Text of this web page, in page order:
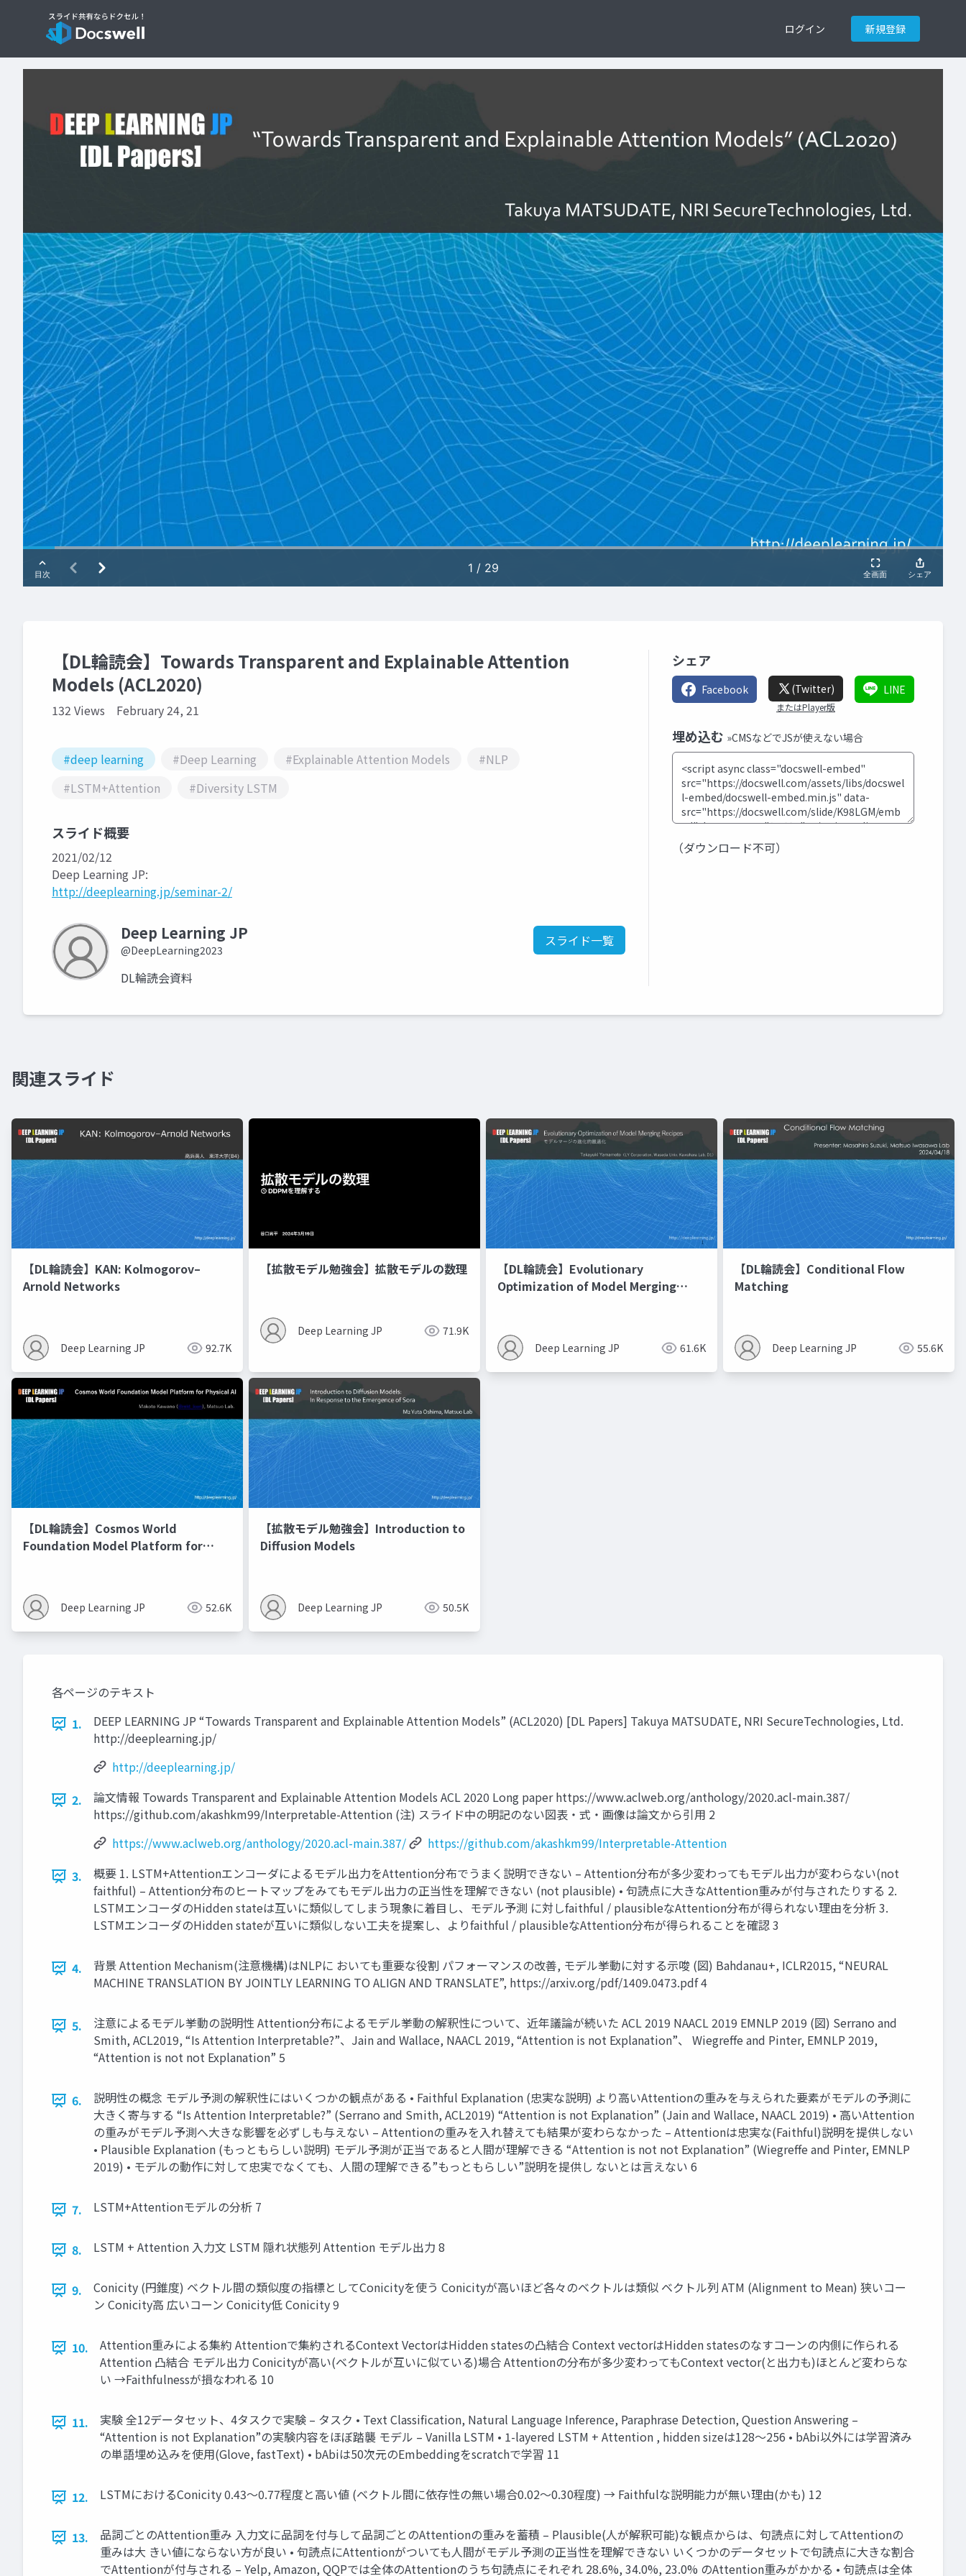
ログイン 新規登録
【DL輪読会】Towards Transparent and Explainable Attention
Models (ACL2020)
132 Views February 24, 21
#deep learning #Deep Learning #Explainable Attention Models
#NLP
#LSTM+Attention
#Diversity LSTM
スライド概要
2021/02/12
Deep Learning JP:
http://deeplearning.jp/seminar-2/
Deep Learning JP
@DeepLearning2023
スライド一覧
DL輪読会資料
シェア
Facebook (Twitter)
またはPlayer版
LINE
埋め込む »CMSなどでJSが使えない場合
（ダウンロード不可）
関連スライド
【DL輪読会】KAN: Kolmogorov–
Arnold Networks
Deep Learning JP 92.7K
【拡散モデル勉強会】拡散モデルの数理
Deep Learning JP 71.9K
【DL輪読会】Evolutionary
Optimization of Model Merging
Deep Learning JP 61.6K
【DL輪読会】Conditional Flow
Matching
Deep Learning JP 55.6K
【DL輪読会】Cosmos World
Foundation Model Platform for
Deep Learning JP 52.6K
【拡散モデル勉強会】Introduction to
Diffusion Models
Deep Learning JP 50.5K
各ページのテキスト
1.
DEEP LEARNING JP “Towards Transparent and Explainable Attention Models” (ACL2020) [DL Papers] Takuya MATSUDATE, NRI SecureTechnologies, Ltd.
http://deeplearning.jp/
http://deeplearning.jp/
2.
論文情報 Towards Transparent and Explainable Attention Models ACL 2020 Long paper https://www.aclweb.org/anthology/2020.acl-main.387/
https://github.com/akashkm99/Interpretable-Attention (注) スライド中の明記のない図表・式・画像は論文から引用 2
https://www.aclweb.org/anthology/2020.acl-main.387/
https://github.com/akashkm99/Interpretable-Attention
3.
概要 1. LSTM+Attentionエンコーダによるモデル出力をAttention分布でうまく説明できない – Attention分布が多少変わってもモデル出力が変わらない(not
faithful) – Attention分布のヒートマップをみてもモデル出力の正当性を理解できない (not plausible) • 句読点に大きなAttention重みが付与されたりする 2.
LSTMエンコーダのHidden stateは互いに類似してしまう現象に着目し、モデル予測 に対しfaithful / plausibleなAttention分布が得られない理由を分析 3.
LSTMエンコーダのHidden stateが互いに類似しない工夫を提案し、よりfaithful / plausibleなAttention分布が得られることを確認 3
4.
背景 Attention Mechanism(注意機構)はNLPに おいても重要な役割 パフォーマンスの改善, モデル挙動に対する示唆 (図) Bahdanau+, ICLR2015, “NEURAL
MACHINE TRANSLATION BY JOINTLY LEARNING TO ALIGN AND TRANSLATE”, https://arxiv.org/pdf/1409.0473.pdf 4
5.
注意によるモデル挙動の説明性 Attention分布によるモデル挙動の解釈性について、近年議論が続いた ACL 2019 NAACL 2019 EMNLP 2019 (図) Serrano and
Smith, ACL2019, “Is Attention Interpretable?”、Jain and Wallace, NAACL 2019, “Attention is not Explanation”、 Wiegreffe and Pinter, EMNLP 2019,
“Attention is not not Explanation” 5
6.
説明性の概念 モデル予測の解釈性にはいくつかの観点がある • Faithful Explanation (忠実な説明) より高いAttentionの重みを与えられた要素がモデルの予測に
大きく寄与する “Is Attention Interpretable?” (Serrano and Smith, ACL2019) “Attention is not Explanation” (Jain and Wallace, NAACL 2019) • 高いAttention
の重みがモデル予測へ大きな影響を必ずしも与えない – Attentionの重みを入れ替えても結果が変わらなかった – Attentionは忠実な(Faithful)説明を提供しない
• Plausible Explanation (もっともらしい説明) モデル予測が正当であると人間が理解できる “Attention is not not Explanation” (Wiegreffe and Pinter, EMNLP
2019) • モデルの動作に対して忠実でなくても、人間の理解できる”もっともらしい”説明を提供し ないとは言えない 6
7. LSTM+Attentionモデルの分析 7
8. LSTM + Attention 入力文 LSTM 隠れ状態列 Attention モデル出力 8
9.
Conicity (円錐度) ベクトル間の類似度の指標としてConicityを使う Conicityが高いほど各々のベクトルは類似 ベクトル列 ATM (Alignment to Mean) 狭いコー
ン Conicity高 広いコーン Conicity低 Conicity 9
10.
Attention重みによる集約 Attentionで集約されるContext VectorはHidden statesの凸結合 Context vectorはHidden statesのなすコーンの内側に作られる
Attention 凸結合 モデル出力 Conicityが高い(ベクトルが互いに似ている)場合 Attentionの分布が多少変わってもContext vector(と出力も)ほとんど変わらな
い →Faithfulnessが損なわれる 10
11.
実験 全12データセット、4タスクで実験 – タスク • Text Classification, Natural Language Inference, Paraphrase Detection, Question Answering –
“Attention is not Explanation”の実験内容をほぼ踏襲 モデル – Vanilla LSTM • 1-layered LSTM + Attention , hidden sizeは128～256 • bAbi以外には学習済み
の単語埋め込みを使用(Glove, fastText) • bAbiは50次元のEmbeddingをscratchで学習 11
12. LSTMにおけるConicity 0.43～0.77程度と高い値 (ベクトル間に依存性の無い場合0.02～0.30程度) → Faithfulな説明能力が無い理由(かも) 12
13.
品詞ごとのAttention重み 入力文に品詞を付与して品詞ごとのAttentionの重みを蓄積 – Plausible(人が解釈可能)な観点からは、句読点に対してAttentionの
重みは大 きい値にならない方が良い • 句読点にAttentionがついても人間がモデル予測の正当性を理解できない いくつかのデータセットで句読点に大きな割合
でAttentionが付与される – Yelp, Amazon, QQPでは全体のAttentionのうち句読点にそれぞれ 28.6%, 34.0%, 23.0% のAttention重みがかかる • 句読点は全体